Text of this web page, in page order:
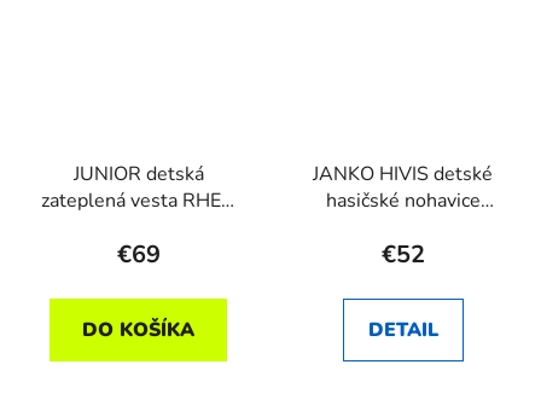
JUNIOR detská
zateplená vesta RHEA
€69
DO KOŠÍKA
JANKO HIVIS detské
hasičské nohavice
€52
DETAIL